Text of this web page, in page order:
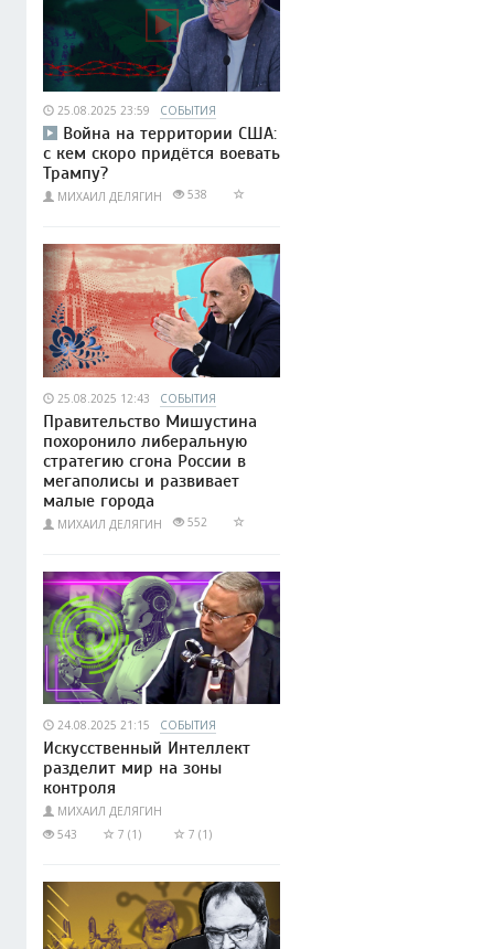
25.08.2025 23:59 СОБЫТИЯ
Война на территории США:
с кем скоро придётся воевать
Трампу?
МИХАИЛ ДЕЛЯГИН 538
25.08.2025 12:43 СОБЫТИЯ
Правительство Мишустина
похоронило либеральную
стратегию сгона России в
мегаполисы и развивает
малые города
МИХАИЛ ДЕЛЯГИН 552
24.08.2025 21:15 СОБЫТИЯ
Искусственный Интеллект
разделит мир на зоны
контроля
МИХАИЛ ДЕЛЯГИН
543
7 (1) 7 (1)